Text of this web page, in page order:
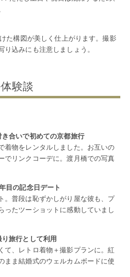
た構図が美しく仕上がります。撮影
り込みにも注意しましょう。
験談
合いで初めての京都旅行
着物をレンタルしました。お互いの
でリンクコーデに。渡月橋での写真
目の記念日デート
。普段は恥ずかしがり屋な彼も、プ
ったツーショットに感動していまし
旅行として利用
て、レトロ着物＋撮影プランに。紅
まま結婚式のウェルカムボードに使